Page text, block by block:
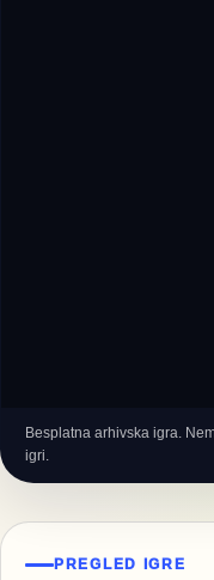
Besplatna arhivska igra.
igri.
PREGLED IGRE